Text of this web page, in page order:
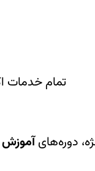
تمام خدمات
دوره‌های